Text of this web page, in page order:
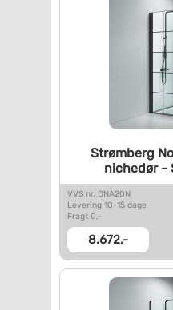
Strømberg
nichedør -
VVS nr. DNA20N
Levering 10-15 dage
Fragt 0,-
8.672,-